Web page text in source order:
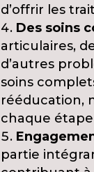
d’offrir les
Des soins
articulaires,
d’autres
soins
rééducation,
chaque
partie